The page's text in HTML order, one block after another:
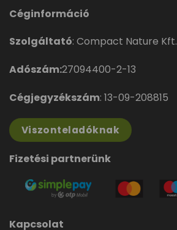
Céginformáció
Szolgáltató: Compact Nature Kft.
Adószám:27094400-2-13
Cégjegyzékszám: 13-09-208815
Viszonteladóknak
Fizetési partnerünk
Kapcsolat